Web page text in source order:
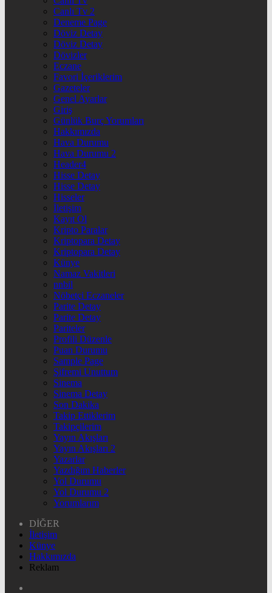
Canlı Tv 2
Deneme Page
Döviz Detay
Döviz Detay
Dövizler
Eczane
Favori İçeriklerim
Gazeteler
Genel Ayarlar
Giriş
Günlük Burç Yorumları
Hakkımızda
Hava Durumu
Hava Durumu 2
Header4
Hisse Detay
Hisse Detay
Hisseler
İletişim
Kayıt Ol
Kripto Paralar
Kriptopara Detay
Kriptopara Detay
Künye
Namaz Vakitleri
nnbil
Nöbetçi Eczaneler
Parite Detay
Parite Detay
Pariteler
Profili Düzenle
Puan Durumu
Sample Page
Şifremi Unuttum
Sinema
Sinema Detay
Son Dakika
Takip Ettiklerim
Takipçilerim
Yayın Akışları
Yayın Akışları 2
Yazarlar
Yazdığım Haberler
Yol Durumu
Yol Durumu 2
Yorumlarım
DİĞER
İletişim
Künye
Hakkımızda
Reklam